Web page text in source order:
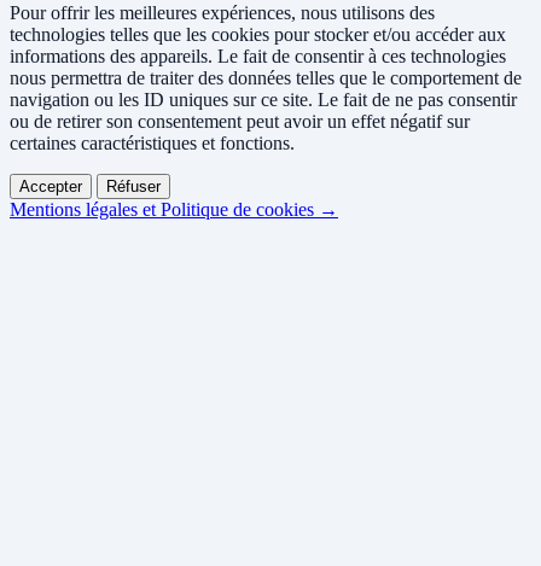
Pour offrir les meilleures expériences, nous utilisons des
technologies telles que les cookies pour stocker et/ou accéder aux
informations des appareils. Le fait de consentir à ces technologies
nous permettra de traiter des données telles que le comportement de
navigation ou les ID uniques sur ce site. Le fait de ne pas consentir
ou de retirer son consentement peut avoir un effet négatif sur
certaines caractéristiques et fonctions.
Accepter Réfuser
Mentions légales et Politique de cookies →